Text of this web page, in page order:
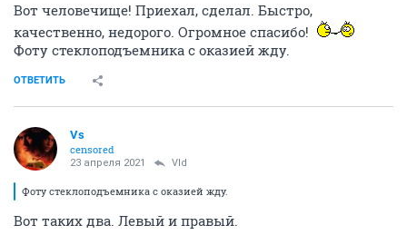
Вот человечище! Приехал, сделал. Быстро,
качественно, недорого. Огромное спасибо!
Фоту стеклоподъемника с оказией жду.
ОТВЕТИТЬ
Vs
censored
23 апреля 2021 Vld
Фоту стеклоподъемника с оказией жду.
Вот таких два. Левый и правый.